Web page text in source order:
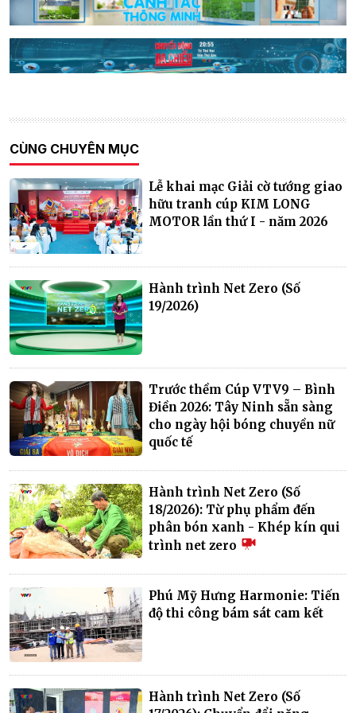
CÙNG CHUYÊN MỤC
Lễ khai mạc Giải cờ tướng giao
hữu tranh cúp KIM LONG
MOTOR lần thứ I - năm 2026
Hành trình Net Zero (Số
19/2026)
Trước thềm Cúp VTV9 – Bình
Điền 2026: Tây Ninh sẵn sàng
cho ngày hội bóng chuyền nữ
quốc tế
Hành trình Net Zero (Số
18/2026): Từ phụ phẩm đến
phân bón xanh - Khép kín qui
trình net zero
Phú Mỹ Hưng Harmonie: Tiến
độ thi công bám sát cam kết
Hành trình Net Zero (Số